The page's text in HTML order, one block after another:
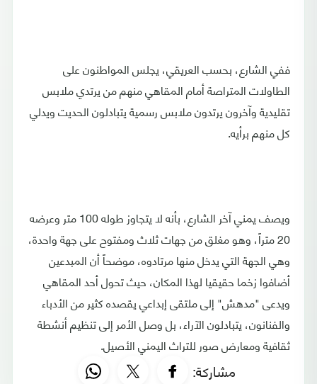
ففي الشارع، بحسب العريقي، يجلس المواطنون على
الطاولات المتراصة أمام المقاهي منهم من يرتدي ملابس
تقليدية وآخرون يرتدون ملابس رسمية يتبادلون الحديت ويدلي
كل منهم برأيه.
ويصف يمني آخر الشارع، بأنه لا يتجاوز طوله 100 متر وعرضه
20 متراً، وهو مغلق من جهات ثلاث ومفتوح على جهة واحدة،
وهي الجهة التي يدخل منها مرتادوه، موضحاً أن المبدعين
أضافوا زخما حقيقيا لهذا المكان، حيث تحول أحد المقاهي
ويدعى "مدهش" إلى ملتقى إبداعي يقصده كثير من الأدباء
والفنانون، يتبادلون الآراء، بل وصل الأمر إلى تنظيم أنشطة
ثقافية ومعارض صور للتراث اليمني الأصيل.
مشاركة: